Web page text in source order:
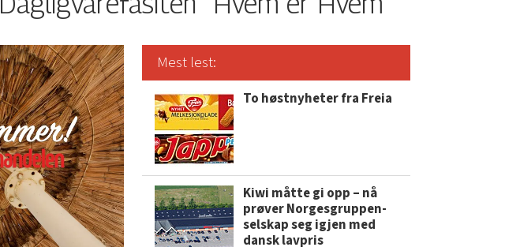
Mest lest:
To høstnyheter fra Freia
Kiwi måtte gi opp – nå
prøver Norgesgruppen-
selskap seg igjen med
dansk lavpris